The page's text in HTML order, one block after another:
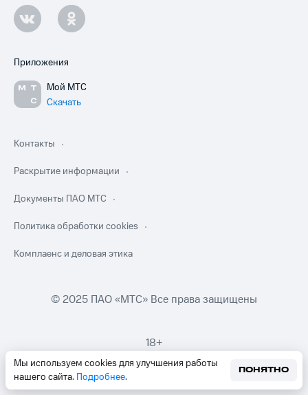
Мы используем cookies для улучшения работы
нашего сайта. Подробнее.
ПОНЯТНО
Приложения
Мой МТС
Скачать
Контакты
Раскрытие информации
Документы ПАО МТС
Политика обработки cookies
Комплаенс и деловая этика
© 2025 ПАО «МТС» Все права защищены
18+